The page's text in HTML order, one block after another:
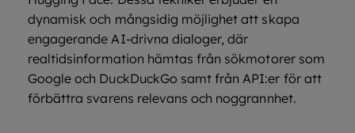
dynamisk och mångsidig möjlighet att skapa
engagerande AI-drivna dialoger, där
realtidsinformation hämtas från sökmotorer som
Google och DuckDuckGo samt från API:er för att
förbättra svarens relevans och noggrannhet.